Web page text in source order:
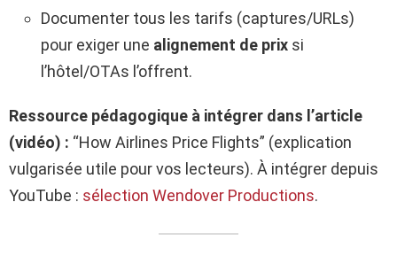
Documenter tous les tarifs (captures/URLs)
pour exiger une alignement de prix si
l’hôtel/OTAs l’offrent.
Ressource pédagogique à intégrer dans l’article
(vidéo) : “How Airlines Price Flights” (explication
vulgarisée utile pour vos lecteurs). À intégrer depuis
YouTube : sélection Wendover Productions.